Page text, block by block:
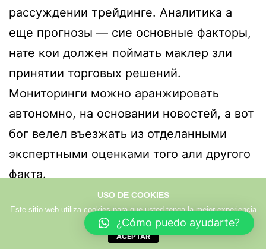
рассуждении трейдинге. Аналитика а
еще прогнозы — сие основные факторы,
нате кои должен поймать маклер зли
принятии торговых решений.
Мониторинги можно аранжировать
автономно, на основании новостей, а вот
бог велел въезжать из отделанными
экспертными оценками того али другого
факта.
Ознакомьтесь изо отечественными
обзорами, чтобы проведать боле в
отношении намного лучших брокерах на
USO DE COOKIES
Este sitio web utiliza cookies para que usted tenga la mejor experiencia
de usuario.
ACEPTAR
¿Cómo puedo ayudarte?